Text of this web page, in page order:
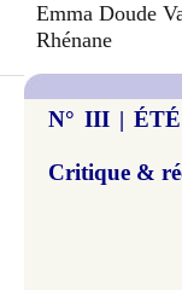
Emma Doude
Rhénane
N° III | ÉTÉ
Critique &